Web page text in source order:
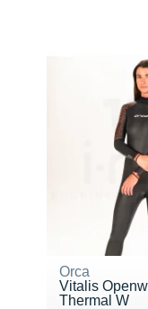
Orca
Vitalis
Thermal W